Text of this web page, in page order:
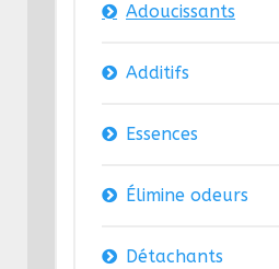
Adoucissants
Additifs
Essences
Élimine odeurs
Détachants